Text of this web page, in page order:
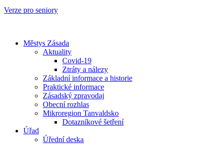
Verze pro seniory
Městys Zásada
Aktuality
Covid-19
Ztráty a nálezy
Základní informace a historie
Praktické informace
Zásadský zpravodaj
Obecní rozhlas
Mikroregion Tanvaldsko
Dotazníkové šetření
Úřad
Úřední deska